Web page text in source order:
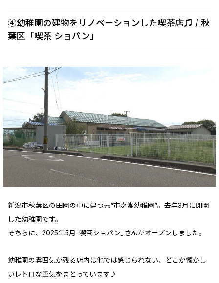
④幼稚園の建物をリノベーションした喫茶店♫ / 秋
葉区「喫茶 ショパン」
新潟市秋葉区の田園の中に建つ元“市之瀬幼稚園”。去年3月に閉園
した幼稚園です。
そちらに、2025年5月｢喫茶ショパン｣さんがオープンしました。
幼稚園の雰囲気が残る店内は他では感じられない、どこか懐かし
いレトロな空気をまとっています♪